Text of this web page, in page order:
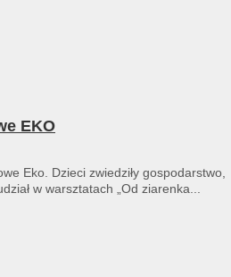
EKO
Eko. Dzieci zwiedziły gospodarstwo,
w warsztatach „Od ziarenka...